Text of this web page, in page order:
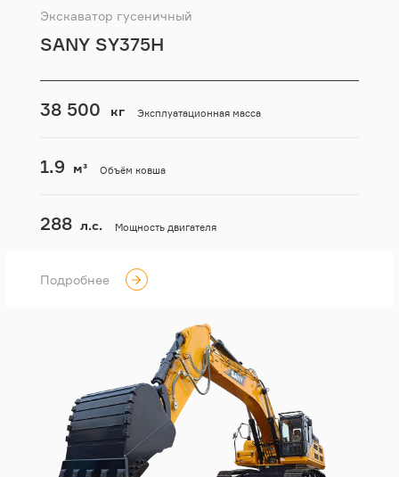
Экскаватор гусеничный
SANY SY375H
Эксплуатационная масса
38 500 кг
Объём ковша
1.9 м³
Мощность двигателя
288 л.с.
Подробнее